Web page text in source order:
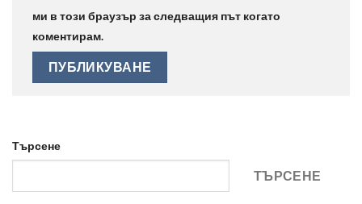
ми в този браузър за следващия път когато
коментирам.
Търсене
ТЪРСЕНЕ